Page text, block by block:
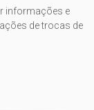
informações e
de trocas de